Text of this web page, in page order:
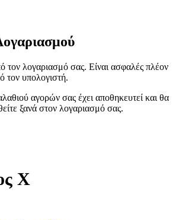
τον λογαριασμό σας. Είναι ασφαλές πλέον
τον υπολογιστή.
αγορών σας έχει αποθηκευτεί και θα
ξανά στον λογαριασμό σας.
Χ